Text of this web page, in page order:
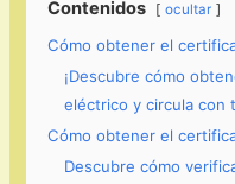
Contenidos ocultar
Cómo obtener el
¡Descubre cómo
eléctrico y circula con
Cómo obtener el
Descubre cómo